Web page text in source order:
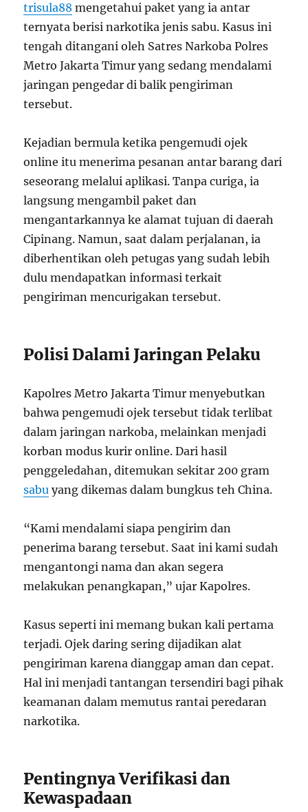
trisula88 mengetahui paket yang ia antar
ternyata berisi narkotika jenis sabu. Kasus ini
tengah ditangani oleh Satres Narkoba Polres
Metro Jakarta Timur yang sedang mendalami
jaringan pengedar di balik pengiriman
tersebut.
Kejadian bermula ketika pengemudi ojek
online itu menerima pesanan antar barang dari
seseorang melalui aplikasi. Tanpa curiga, ia
langsung mengambil paket dan
mengantarkannya ke alamat tujuan di daerah
Cipinang. Namun, saat dalam perjalanan, ia
diberhentikan oleh petugas yang sudah lebih
dulu mendapatkan informasi terkait
pengiriman mencurigakan tersebut.
Polisi Dalami Jaringan Pelaku
Kapolres Metro Jakarta Timur menyebutkan
bahwa pengemudi ojek tersebut tidak terlibat
dalam jaringan narkoba, melainkan menjadi
korban modus kurir online. Dari hasil
penggeledahan, ditemukan sekitar 200 gram
sabu yang dikemas dalam bungkus teh China.
“Kami mendalami siapa pengirim dan
penerima barang tersebut. Saat ini kami sudah
mengantongi nama dan akan segera
melakukan penangkapan,” ujar Kapolres.
Kasus seperti ini memang bukan kali pertama
terjadi. Ojek daring sering dijadikan alat
pengiriman karena dianggap aman dan cepat.
Hal ini menjadi tantangan tersendiri bagi pihak
keamanan dalam memutus rantai peredaran
narkotika.
Pentingnya Verifikasi dan
Kewaspadaan